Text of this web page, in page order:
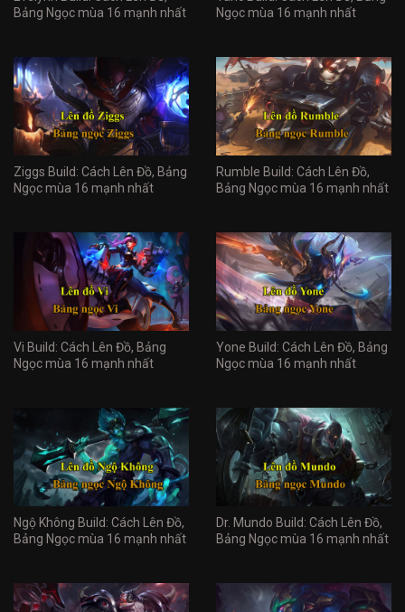
Bảng Ngọc mùa 16 mạnh nhất
Ngọc mùa 16 mạnh nhất
Ziggs Build: Cách Lên Đồ, Bảng
Ngọc mùa 16 mạnh nhất
Rumble Build: Cách Lên Đồ,
Bảng Ngọc mùa 16 mạnh nhất
Vi Build: Cách Lên Đồ, Bảng
Ngọc mùa 16 mạnh nhất
Yone Build: Cách Lên Đồ, Bảng
Ngọc mùa 16 mạnh nhất
Ngộ Không Build: Cách Lên Đồ,
Bảng Ngọc mùa 16 mạnh nhất
Dr. Mundo Build: Cách Lên Đồ,
Bảng Ngọc mùa 16 mạnh nhất